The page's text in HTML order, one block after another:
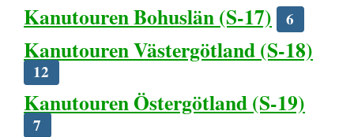
Kanutouren Bohuslän (S-17) 6
Kanutouren Västergötland (S-18)
12
Kanutouren Östergötland (S-19)
7